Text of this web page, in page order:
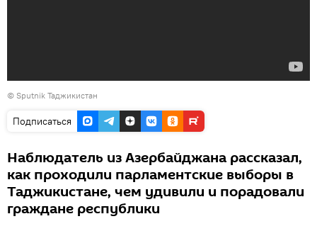
© Sputnik Таджикистан
Подписаться
Наблюдатель из Азербайджана рассказал,
как проходили парламентские выборы в
Таджикистане, чем удивили и порадовали
граждане республики